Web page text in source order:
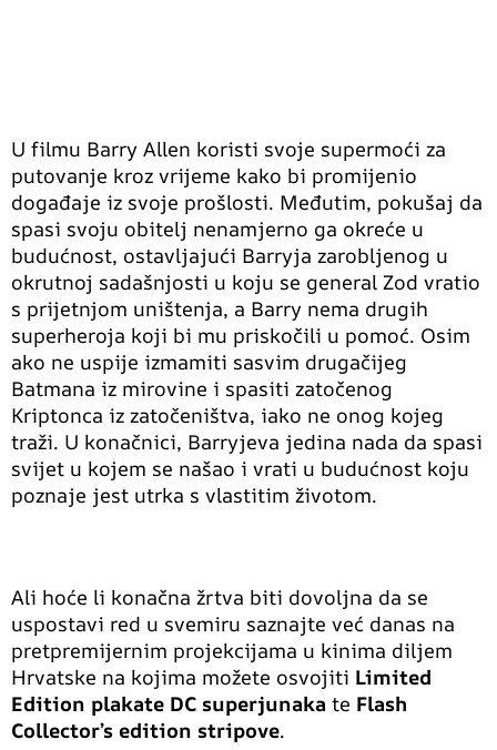
U filmu Barry Allen koristi svoje supermoći za
putovanje kroz vrijeme kako bi promijenio
događaje iz svoje prošlosti. Međutim, pokušaj da
spasi svoju obitelj nenamjerno ga okreće u
budućnost, ostavljajući Barryja zarobljenog u
okrutnoj sadašnjosti u koju se general Zod vratio
s prijetnjom uništenja, a Barry nema drugih
superheroja koji bi mu priskočili u pomoć. Osim
ako ne uspije izmamiti sasvim drugačijeg
Batmana iz mirovine i spasiti zatočenog
Kriptonca iz zatočeništva, iako ne onog kojeg
traži. U konačnici, Barryjeva jedina nada da spasi
svijet u kojem se našao i vrati u budućnost koju
poznaje jest utrka s vlastitim životom.
Ali hoće li konačna žrtva biti dovoljna da se
uspostavi red u svemiru saznajte već danas na
pretpremijernim projekcijama u kinima diljem
Hrvatske na kojima možete osvojiti Limited
Edition plakate DC superjunaka te Flash
Collector’s edition stripove.